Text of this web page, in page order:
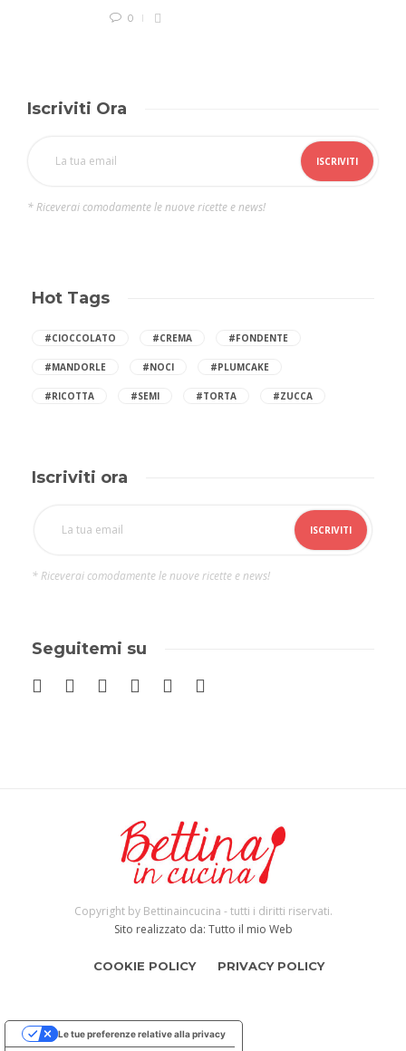
0
Iscriviti Ora
* Riceverai comodamente le nuove ricette e news!
Hot Tags
#CIOCCOLATO #CREMA #FONDENTE
#MANDORLE #NOCI #PLUMCAKE
#RICOTTA #SEMI #TORTA #ZUCCA
Iscriviti ora
* Riceverai comodamente le nuove ricette e news!
Seguitemi su
Copyright by Bettinaincucina - tutti i diritti riservati.
Sito realizzato da: Tutto il mio Web
COOKIE POLICY PRIVACY POLICY
Le tue preferenze relative alla privacy